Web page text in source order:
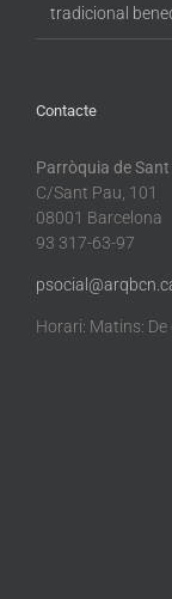
tradicional
Contacte
Parròquia de Sant
C/Sant Pau, 101
08001 Barcelona
93 317-63-97
Horari: Matins: